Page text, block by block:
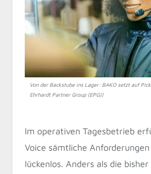
Von der Backstube ins Lager: BAKO setzt auf
Ehrhardt Partner Group (EPG))
Im operativen Tagesbetrieb
Voice sämtliche Anforderungen
lückenlos. Anders als die bisher